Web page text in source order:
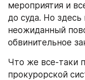
мероприятия и
до суда. Но
неожиданный
обвинительное
Что же все-таки
прокурорской